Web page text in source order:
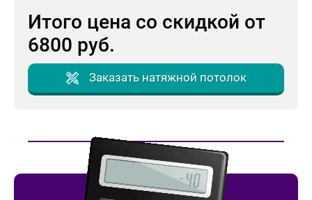
Итого цена со скидкой от
6800 руб.
Заказать натяжной потолок